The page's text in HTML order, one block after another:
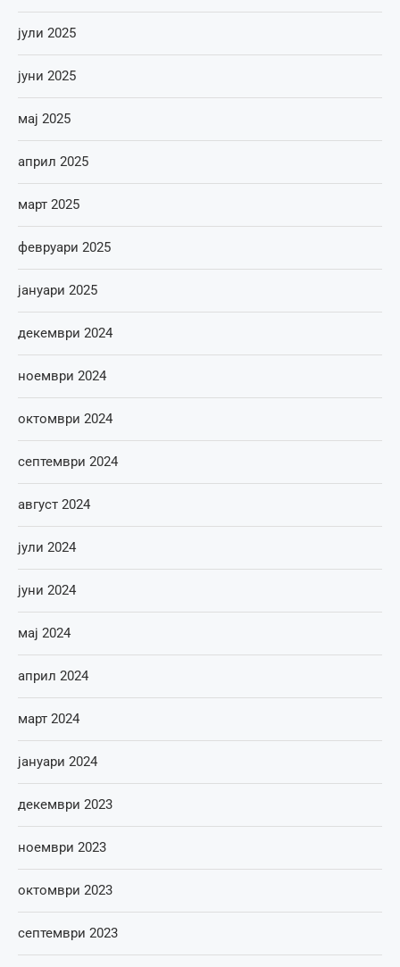
јули 2025
јуни 2025
мај 2025
април 2025
март 2025
февруари 2025
јануари 2025
декември 2024
ноември 2024
октомври 2024
септември 2024
август 2024
јули 2024
јуни 2024
мај 2024
април 2024
март 2024
јануари 2024
декември 2023
ноември 2023
октомври 2023
септември 2023